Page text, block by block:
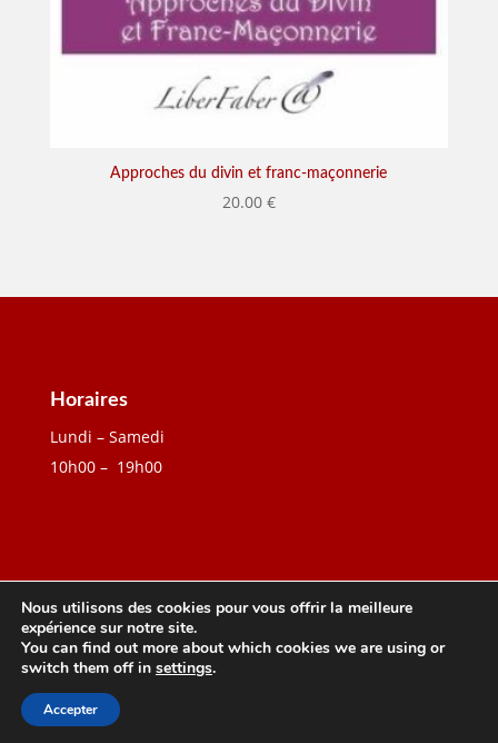
Approches du divin et franc-maçonnerie
20.00 €
Horaires
Lundi – Samedi
10h00 – 19h00
Création W3P | Tous droits réservés 2026
Mentions Légales
Nous utilisons des cookies pour vous offrir la meilleure
expérience sur notre site.
You can find out more about which cookies we are using or
switch them off in settings.
Accepter